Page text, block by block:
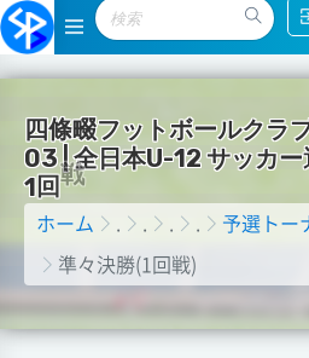
四條畷フッ トボールクラ
03|全日本U-12サッカー
1回戦
ホーム 予選トー
準々決勝(1回戦)